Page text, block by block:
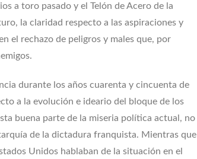
a toro pasado y el Telón de Acero de la
la claridad respecto a las aspiraciones y
el rechazo de peligros y males que, por
durante los años cuarenta y cincuenta de
a la evolución e ideario del bloque de los
buena parte de la miseria política actual, no
de la dictadura franquista. Mientras que
Unidos hablaban de la situación en el